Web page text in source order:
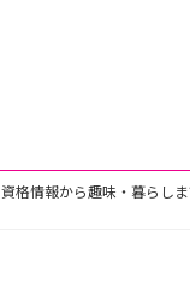
資格情報から趣味・暮らし